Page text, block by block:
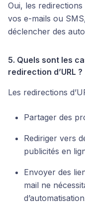
Oui, les redirections
vos e-mails ou
déclencher des
5. Quels sont les
redirection d’URL ?
Les redirections
Partager des
Rediriger vers
publicités en
Envoyer des
mail ne